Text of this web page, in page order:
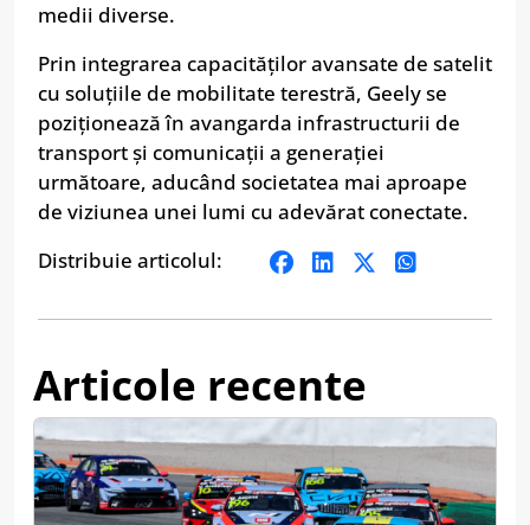
medii diverse.
Prin integrarea capacităților avansate de satelit
cu soluțiile de mobilitate terestră, Geely se
poziționează în avangarda infrastructurii de
transport și comunicații a generației
următoare, aducând societatea mai aproape
de viziunea unei lumi cu adevărat conectate.
Distribuie articolul:
Articole recente